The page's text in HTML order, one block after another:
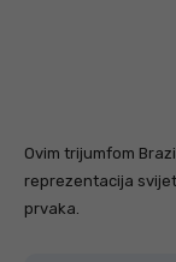
Ovim trijumfom
reprezentacija
prvaka.